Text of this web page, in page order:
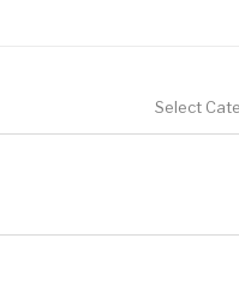
Select